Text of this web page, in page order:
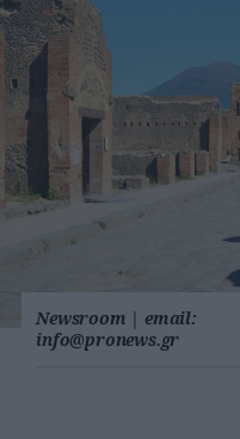
Newsroom | email:
info@pronews.gr